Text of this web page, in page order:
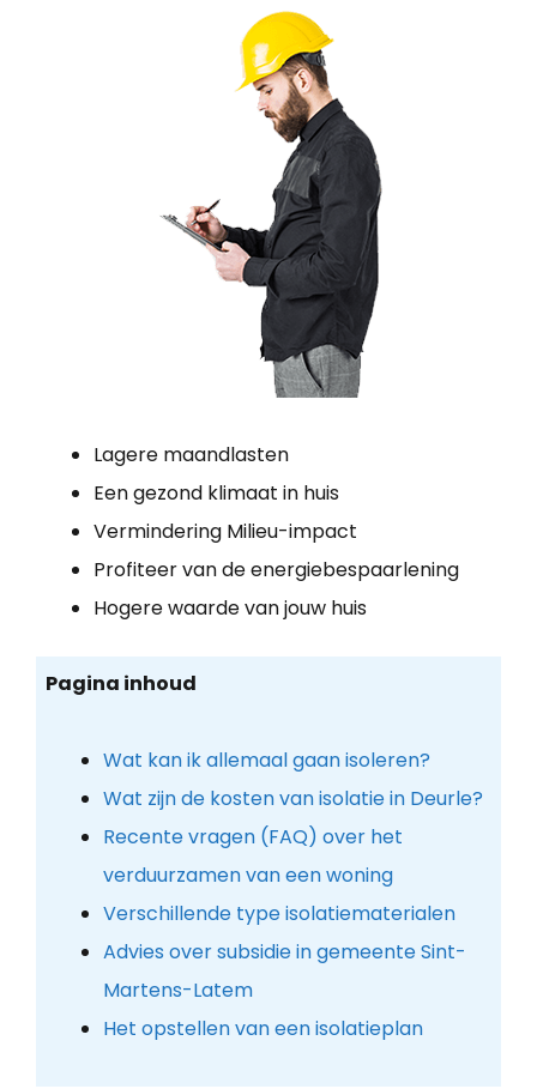
Lagere maandlasten
Een gezond klimaat in huis
Vermindering Milieu-impact
Profiteer van de energiebespaarlening
Hogere waarde van jouw huis
Pagina inhoud
Wat kan ik allemaal gaan isoleren?
Wat zijn de kosten van isolatie in Deurle?
Recente vragen (FAQ) over het
verduurzamen van een woning
Verschillende type isolatiematerialen
Advies over subsidie in gemeente Sint-
Martens-Latem
Het opstellen van een isolatieplan